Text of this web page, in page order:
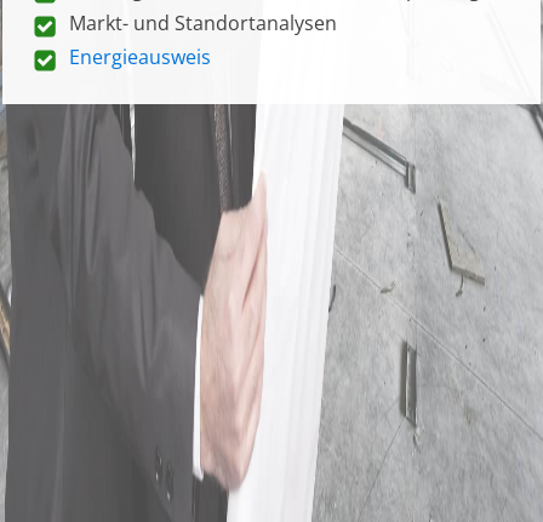
Markt- und Standortanalysen
Energieausweis